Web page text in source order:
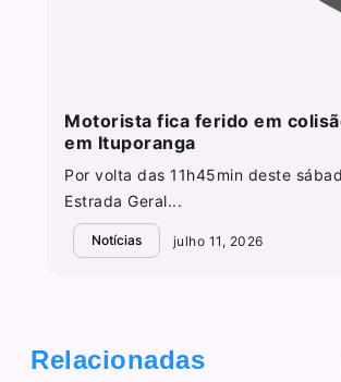
Motorista fica ferido em
em Ituporanga
Por volta das 11h45min deste
Estrada Geral...
Notícias julho 11, 2026
Relacionadas